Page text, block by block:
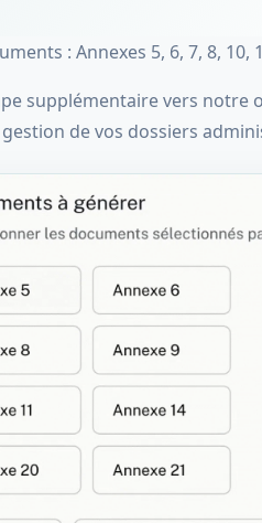
: Annexes 5, 6, 7, 8, 10,
supplémentaire vers
de vos dossiers